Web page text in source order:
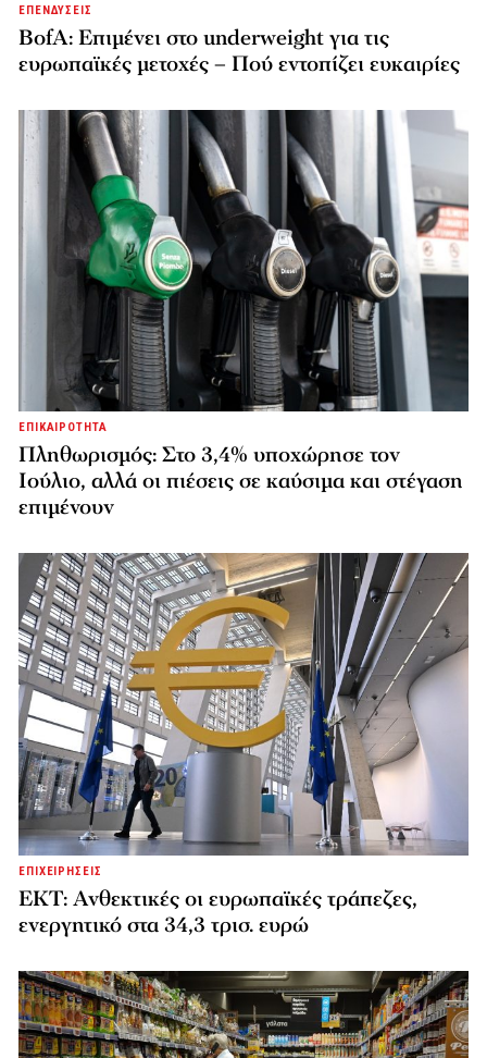
ΕΠΕΝΔΥΣΕΙΣ
BofA: Επιμένει στο underweight για τις
ευρωπαϊκές μετοχές – Πού εντοπίζει ευκαιρίες
ΕΠΙΚΑΙΡΟΤΗΤΑ
Πληθωρισμός: Στο 3,4% υποχώρησε τον
Ιούλιο, αλλά οι πιέσεις σε καύσιμα και στέγαση
επιμένουν
ΕΠΙΧΕΙΡΗΣΕΙΣ
ΕΚΤ: Ανθεκτικές οι ευρωπαϊκές τράπεζες,
ενεργητικό στα 34,3 τρισ. ευρώ